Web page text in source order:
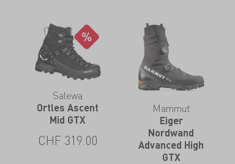
Salewa
Ortles Ascent
Mid GTX
CHF 319.00
Mammut
Eiger
Nordwand
Advanced High
GTX